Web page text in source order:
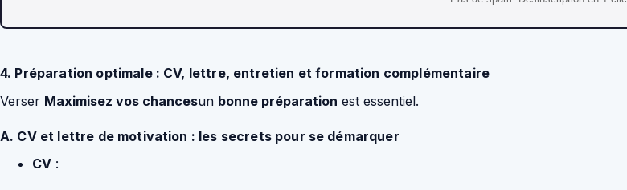
4. Préparation optimale : CV, lettre, entretien et formation complémentaire
Verser Maximisez vos chancesun bonne préparation est essentiel.
A. CV et lettre de motivation : les secrets pour se démarquer
CV :